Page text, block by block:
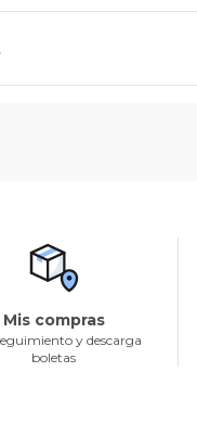
Mis compras
y descarga
boletas